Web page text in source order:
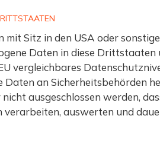
Sitz in den USA oder
Daten in diese
vergleichbares
an Sicherheitsbehörden
ausgeschlossen werden,
auswerten und